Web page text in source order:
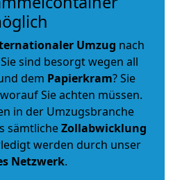
Umzug nach
sind besorgt wegen all
dem Papierkram? Sie
Sie achten müssen.
in der Umzugsbranche
sämtlicheZollabwicklung
werden durch unser
Netzwerk.